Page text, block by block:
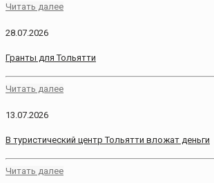
Читать далее
28.07.2026
Гранты для Тольятти
Читать далее
13.07.2026
В туристический центр Тольятти вложат деньги
Читать далее